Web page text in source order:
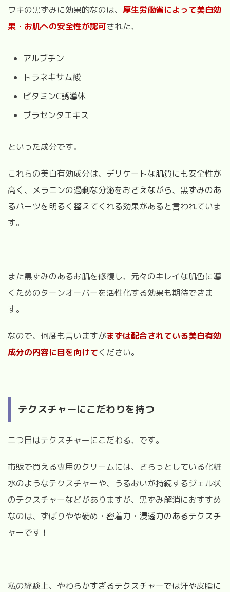
ワキの黒ずみに効果的なのは、 厚生労働省によって美白効
果・お肌への安全性が認可された、
アルブチン
トラネキサム酸
ビタミンC誘導体
プラセンタエキス
といった成分です。
これらの美白有効成分は、 デリケートな肌質にも安全性が
高く、メラニンの過剰な分泌をおさえながら、黒ずみのあ
るパーツを明るく整えてくれる効果があると言われていま
す。
また黒ずみのあるお肌を修復し、元々のキレイな肌色に導
くためのターンオーバーを活性化する効果も期待できま
す。
なので、何度も言いますがまずは配合されている美白有効
成分の内容に目を向けてください。
テクスチャーにこだわりを持つ
二つ目はテクスチャーにこだわる、です。
市販で買える専用のクリームには、さらっとしている化粧
水のようなテクスチャーや、うるおいが持続するジェル状
のテクスチャーなどがありますが、黒ずみ解消におすすめ
なのは、ずばりやや硬め・密着力・浸透力のあるテクスチ
ャーです！
私の経験上、 やわらかすぎるテクスチャーでは汗や皮脂に